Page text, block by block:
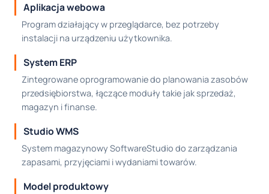
Aplikacja webowa
Program działający w przeglądarce, bez potrzeby
instalacji na urządzeniu użytkownika.
System ERP
Zintegrowane oprogramowanie do planowania zasobów
przedsiębiorstwa, łączące moduły takie jak sprzedaż,
magazyn i finanse.
Studio WMS
System magazynowy SoftwareStudio do zarządzania
zapasami, przyjęciami i wydaniami towarów.
Model produktowy